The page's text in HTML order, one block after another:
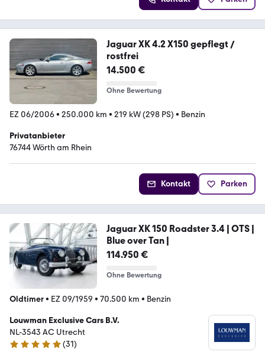
Jaguar XK 4.2 X150 gepflegt /
rostfrei
14.500 €
Ohne Bewertung
EZ 06/2006• 250.000 km • 219 kW (298 PS) • Benzin
Privatanbieter
76744 Wörth am Rhein
Kontakt Parken
Jaguar XK 150 Roadster 3.4 | OTS |
Blue over Tan |
114.950 €
Ohne Bewertung
Oldtimer• EZ 09/1959 • 70.500 km • Benzin
Louwman Exclusive Cars B.V.
NL-3543 AC Utrecht
5 Sterne
(31)